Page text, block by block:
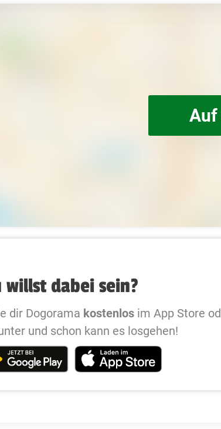
Auf
willst dabei sein?
dir Dogorama kostenlos im App Store
und schon kann es losgehen!